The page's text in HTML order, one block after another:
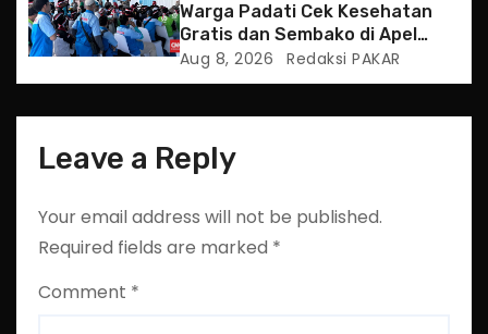
Warga Padati Cek Kesehatan
Gratis dan Sembako di Apel
Jaga Jakarta
Aug 8, 2026 Redaksi PAKAR
Leave a Reply
Your email address will not be published.
Required fields are marked *
Comment *